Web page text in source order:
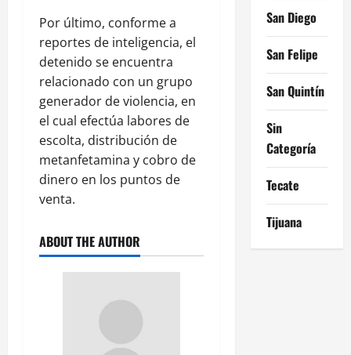
Por último, conforme a
reportes de inteligencia, el
detenido se encuentra
relacionado con un grupo
generador de violencia, en
el cual efectúa labores de
escolta, distribución de
metanfetamina y cobro de
dinero en los puntos de
venta.
ABOUT THE AUTHOR
San Diego
San Felipe
San Quintín
Sin
Categoría
Tecate
Tijuana